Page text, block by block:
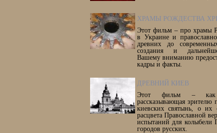
ХРАМЫ РОЖДЕСТВА
Этот фильм – про храмы
в Украине и
древних до
создания и
Вашему вниманию
кадры и факты.
ДРЕВНИЙ КИЕВ
Этот фильм – как
рассказывающая зрителю
киевских святынь, о их
расцвета Православной
испытаний для колыбели
городов русских.